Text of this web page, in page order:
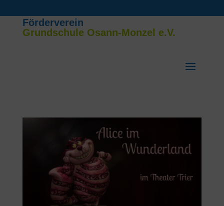
Förderverein
Grundschule Osann-Monzel e.V.